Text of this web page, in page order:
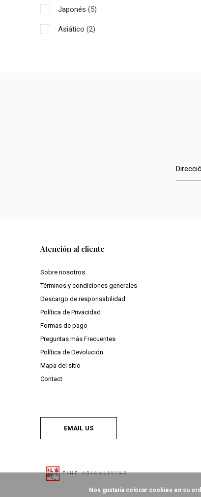
Japonés (5)
Asiático (2)
Atención al cliente
Sobre nosotros
Términos y condiciones generales
Descargo de responsabilidad
Política de Privacidad
Formas de pago
Preguntas más Frecuentes
Política de Devolución
Mapa del sitio
Contact
EMAIL US
Nos gustaría colocar cookies en su